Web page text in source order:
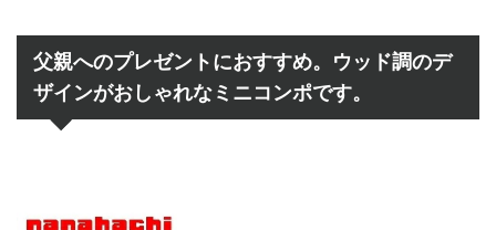
父親へのプレゼントにおすすめ。ウッド調のデ
ザインがおしゃれなミニコンポです。